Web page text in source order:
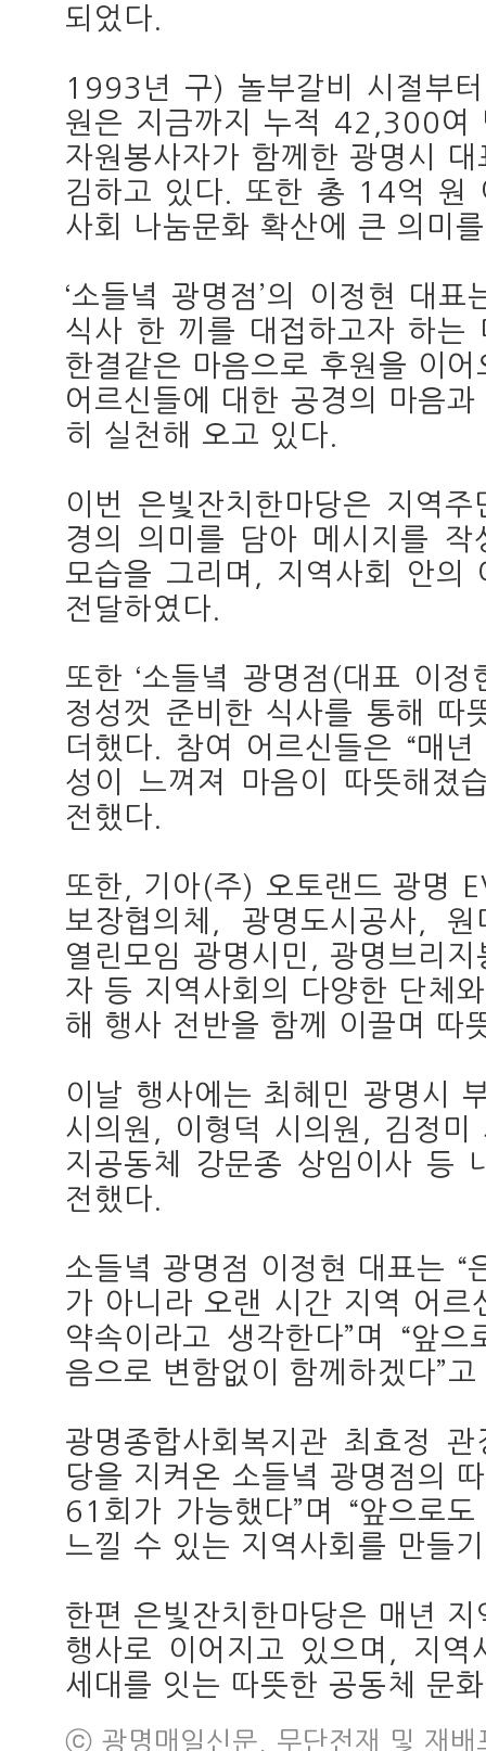
되었다.
1993년 구) 놀부갈비 시절부터
원은 지금까지 누적 42,300
자원봉사자가 함께한 광명시
김하고 있다. 또한 총 14억 원
사회 나눔문화 확산에 큰 의미
‘소들녘 광명점’의 이정현 대
식사 한 끼를 대접하고자 하는
한결같은 마음으로 후원을 이
어르신들에 대한 공경의 마음
히 실천해 오고 있다.
이번 은빛잔치한마당은 지역
경의 의미를 담아 메시지를
모습을 그리며, 지역사회 안의
전달하였다.
또한 ‘소들녘 광명점(대표 이정
정성껏 준비한 식사를 통해 따
더했다. 참여 어르신들은 “매
성이 느껴져 마음이 따뜻해졌
전했다.
또한, 기아(주) 오토랜드 광명
보장협의체, 광명도시공사, 원
열린모임 광명시민, 광명브리
자 등 지역사회의 다양한 단체
해 행사 전반을 함께 이끌며 따
이날 행사에는 최혜민 광명시
시의원, 이형덕 시의원, 김정미
지공동체 강문종 상임이사 등
전했다.
소들녘 광명점 이정현 대표는 “
가 아니라 오랜 시간 지역 어
약속이라고 생각한다”며 “앞
음으로 변함없이 함께하겠다”
광명종합사회복지관 최효정
당을 지켜온 소들녘 광명점의
61회가 가능했다”며 “앞으로
느낄 수 있는 지역사회를 만들
한편 은빛잔치한마당은 매년
행사로 이어지고 있으며, 지역
세대를 잇는 따뜻한 공동체 문
ⓒ 광명매일신문, 무단전재 및 재배